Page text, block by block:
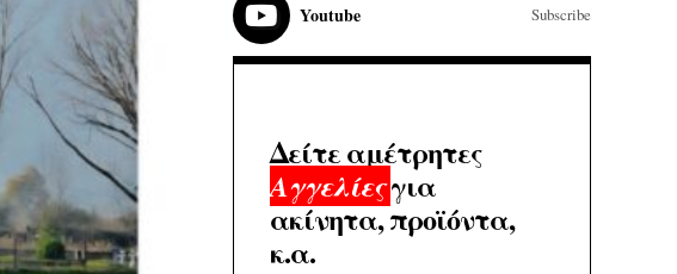
Youtube Subscribe
Δείτε αμέτρητες
Αγγελίεςγια
ακίνητα, προϊόντα,
κ.α.